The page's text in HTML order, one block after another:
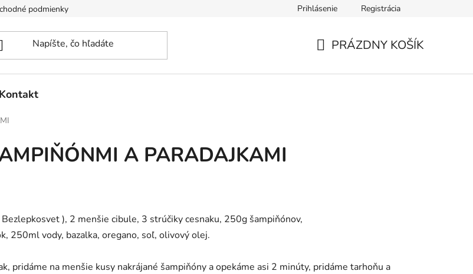
podmienky Formulár na odstúpenie od zmluvy
Prihlásenie Registrácia
PRÁZDNY KOŠÍK
Kontakt
A PARADAJKAMI
), 2 menšie cibule, 3 strúčiky cesnaku, 250g šampiňónov,
250ml vody, bazalka, oregano, soľ, olivový olej.
pridáme na menšie kusy nakrájané šampiňóny a opekáme asi 2 minúty, pridáme tarhoňu a